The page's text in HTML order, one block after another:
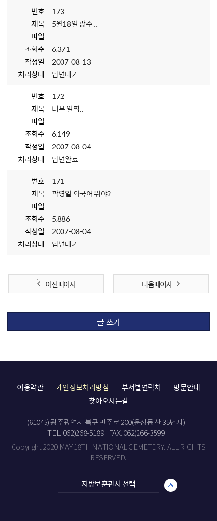
번호
173
제목
5월18일 광주...
파일
조회수
6,371
작성일
2007-08-13
처리상태
답변대기
번호
172
제목
너무 일찍..
파일
조회수
6,149
작성일
2007-08-04
처리상태
답변완료
번호
171
제목
곽영일 외국어 뭐야?
파일
조회수
5,886
작성일
2007-08-04
처리상태
답변대기
이전 페이지 다음 페이지
글 쓰기
이용약관 개인정보처리방침 부서별연락처
방문안내
찾아오시는길
(61045) 광주광역시 북구 민주로 200(운정동 산 35번지)
TEL. 062)268-5189
FAX. 062)266-3599
Copyright 2020 MAY 18TH NATIONAL CEMETERY. ALL RIGHTS
RESERVED.
지방보훈관서 선택